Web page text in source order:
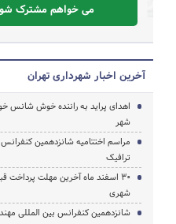
می خواهم مشترک
آخرین اخبار شهرداری تهران
اهدای پراید به راننده خوش شانس
شهر
مراسم اختتامیه شانزدهمین
ترافیک
30 اسفند ماه آخرین مهلت
شهری
شانزدهمین کنفرانس بین المللی